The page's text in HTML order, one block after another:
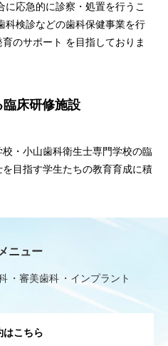
応急的に診察・処置を行うこ
科検診などの歯科保健事業を行
のサポート を目指しておりま
床研修施設
・小山歯科衛生士専門学校の臨
目指す学生たちの教育育成に積
ニュー
審美歯科 インプラント
はこちら